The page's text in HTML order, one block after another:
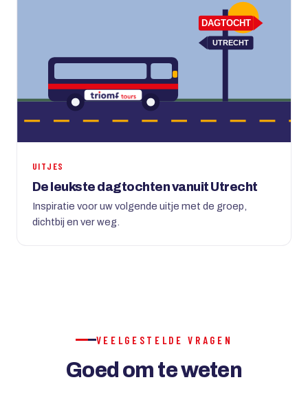
UITJES
De leukste dagtochten vanuit Utrecht
Inspiratie voor uw volgende uitje met de groep,
dichtbij en ver weg.
VEELGESTELDE VRAGEN
Goed om te weten